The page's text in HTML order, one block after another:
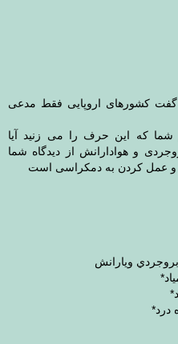
کشورهای اروپایی فقط مدعی
شما که این حرف را می زنید آیا
و هوادارانش از دیدگاه شما
و عمل کردن به دمکراسی است
ويارانش
درد*